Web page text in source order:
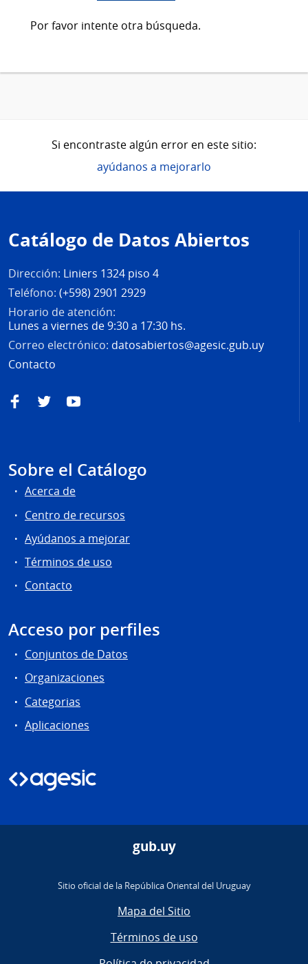
Por favor intente otra búsqueda.
Si encontraste algún error en este sitio:
ayúdanos a mejorarlo
de
página
Catálogo de Datos Abiertos
Dirección: Liniers 1324 piso 4
Teléfono: (+598) 2901 2929
Horario de atención:
Lunes a viernes de 9:30 a 17:30 hs.
Correo electrónico: datosabiertos@agesic.gub.uy
Contacto
FacebookTwitterYouTube
Sobre el Catálogo
Acerca de
Centro de recursos
Ayúdanos a mejorar
Términos de uso
Contacto
Acceso por perfiles
Conjuntos de Datos
Organizaciones
Categorias
Aplicaciones
gub.uy
Sitio oficial de la República Oriental del Uruguay
Mapa del Sitio
Términos de uso